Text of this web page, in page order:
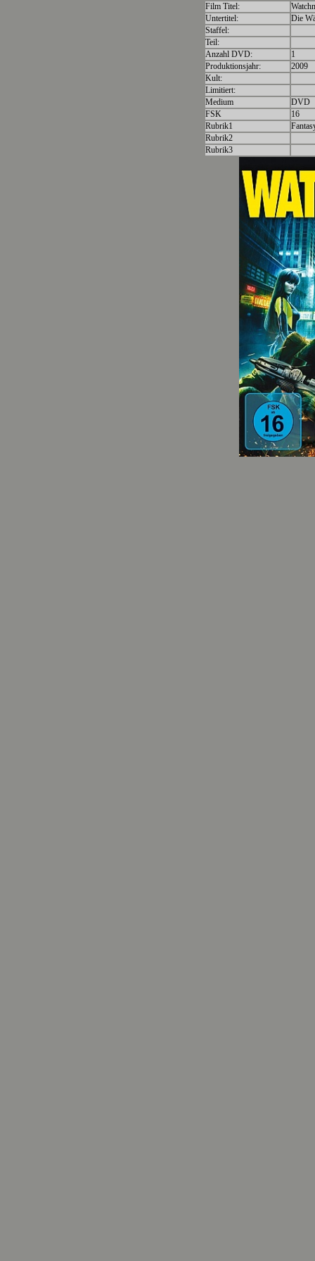
Film Titel:
Untertitel:
Die
Staffel:
Teil:
Anzahl DVD:
1
Produktionsjahr:
2009
Kult:
Limitiert:
Medium
DVD
FSK
16
Rubrik1
Rubrik2
Rubrik3